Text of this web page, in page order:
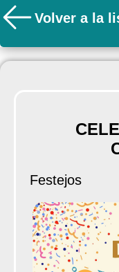
Volver a la
Festejos